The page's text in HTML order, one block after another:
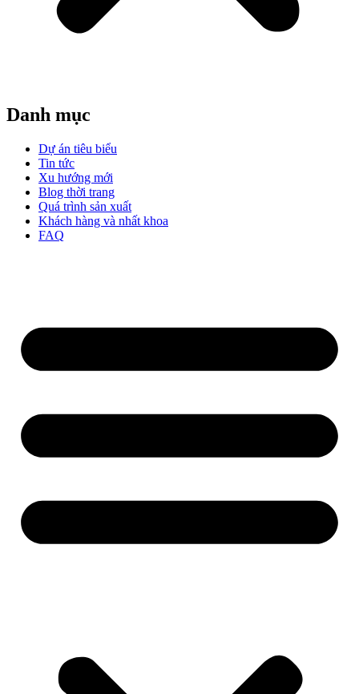
Danh mục
Dự án tiêu biểu
Tin tức
Xu hướng mới
Blog thời trang
Quá trình sản xuất
Khách hàng và nhất khoa
FAQ